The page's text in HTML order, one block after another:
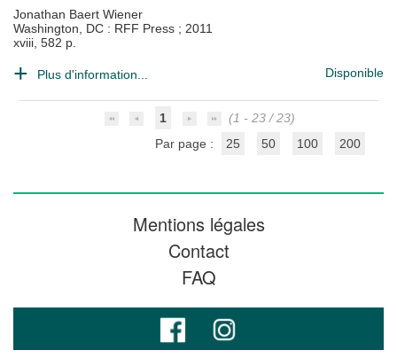
Jonathan Baert Wiener
Washington, DC : RFF Press ; 2011
xviii, 582 p.
Plus d'information... Disponible
1
(1 - 23 / 23)
Par page :
25 50 100 200
Mentions légales
Contact
FAQ